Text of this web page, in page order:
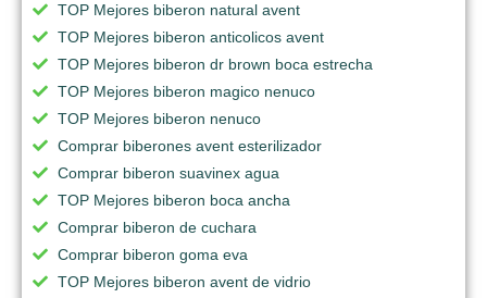
TOP Mejores biberon natural avent
TOP Mejores biberon anticolicos avent
TOP Mejores biberon dr brown boca estrecha
TOP Mejores biberon magico nenuco
TOP Mejores biberon nenuco
Comprar biberones avent esterilizador
Comprar biberon suavinex agua
TOP Mejores biberon boca ancha
Comprar biberon de cuchara
Comprar biberon goma eva
TOP Mejores biberon avent de vidrio